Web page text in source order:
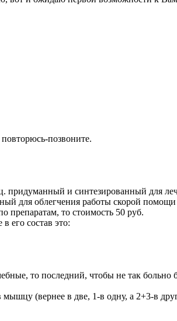
позвоните.
придуманный и синтезированный для
для облегчения работы скорой
препаратам, то стоимость 50 руб.
его состав это:
то последний, чтобы не так больно
мышцу (вернее в две, 1-в одну, а 2+3-в